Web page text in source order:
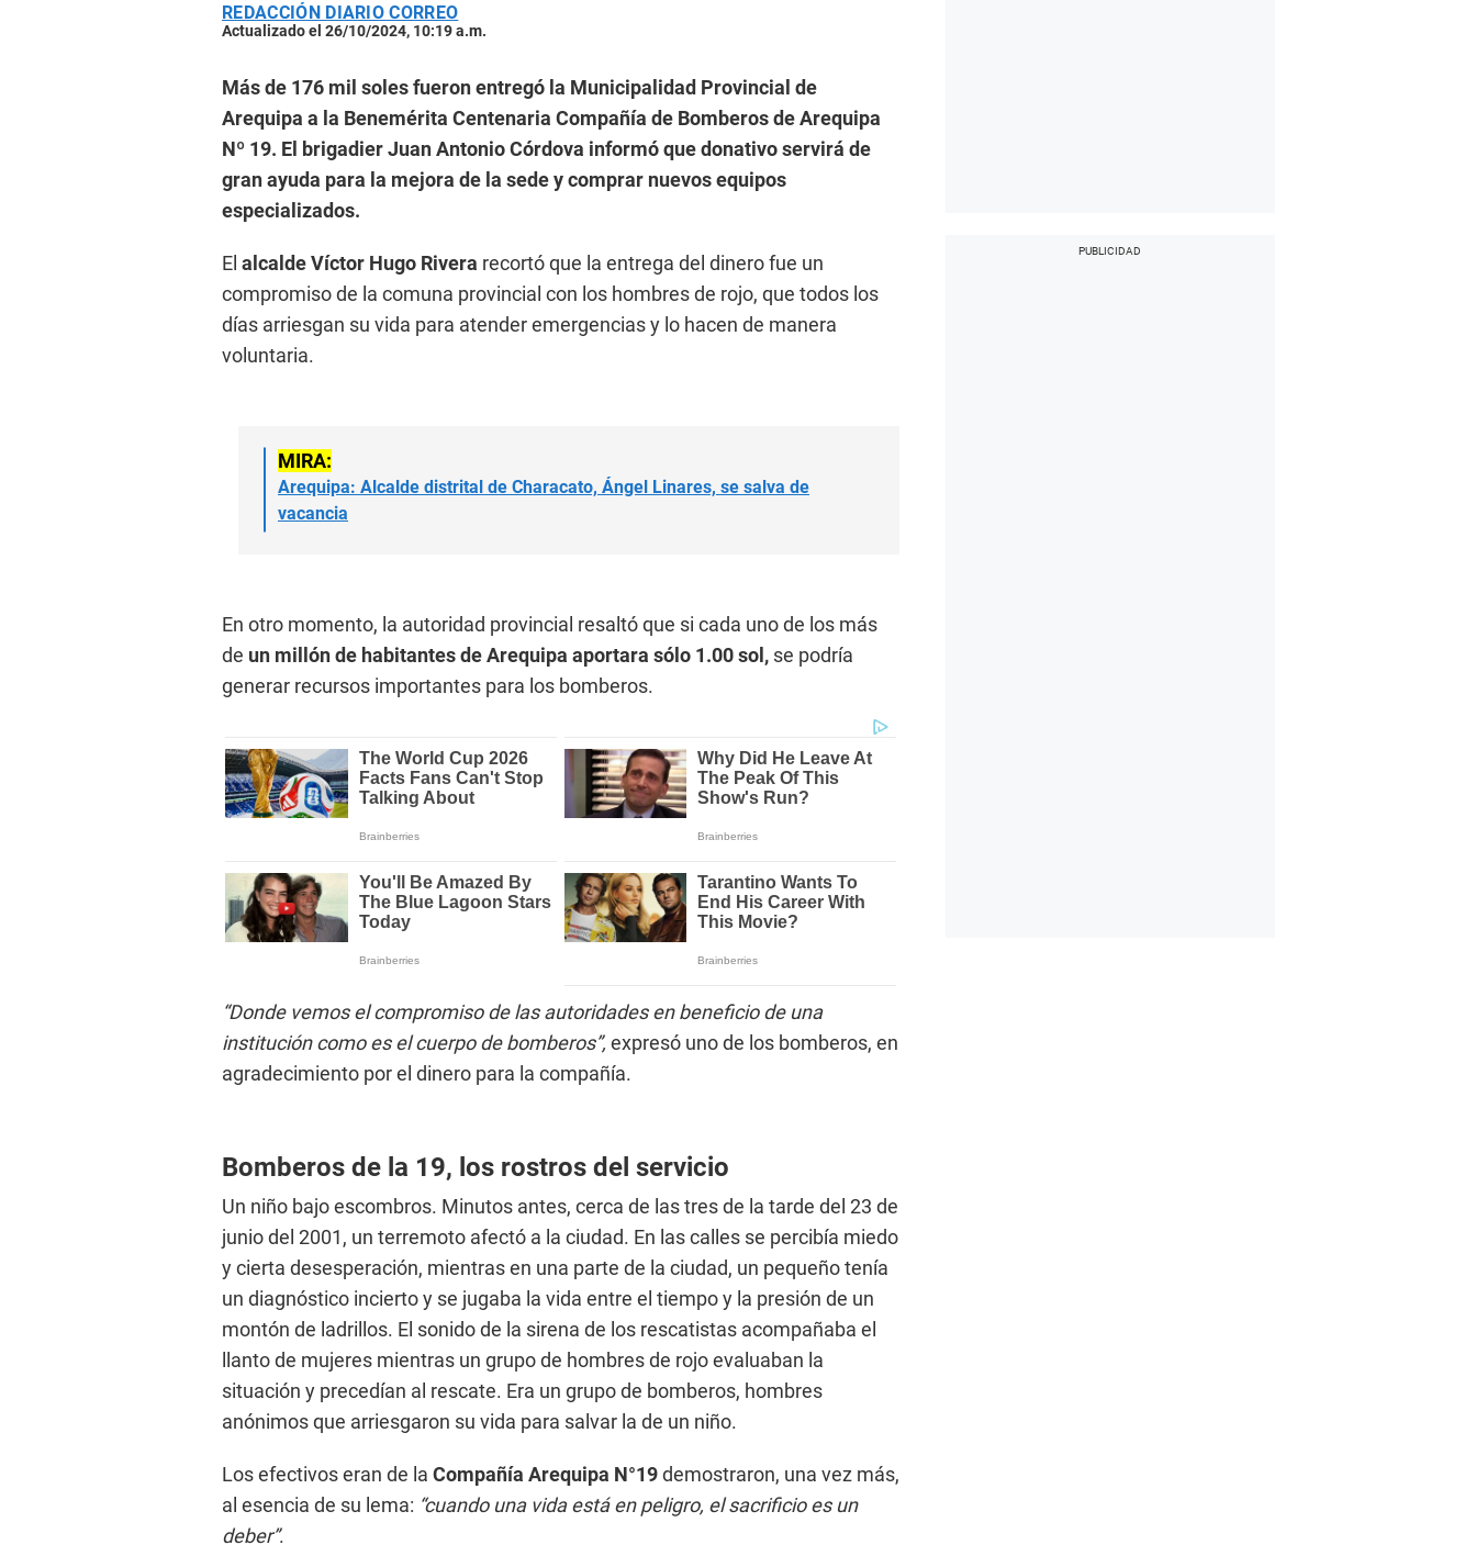
REDACCIÓN DIARIO CORREO
Actualizado el 26/10/2024, 10:19 a.m.
Más de 176 mil soles fueron entregó la Municipalidad Provincial de
Arequipa a la Benemérita Centenaria Compañía de Bomberos de Arequipa
Nº 19. El brigadier Juan Antonio Córdova informó que donativo servirá de
gran ayuda para la mejora de la sede y comprar nuevos equipos
especializados.
El alcalde Víctor Hugo Rivera recortó que la entrega del dinero fue un
compromiso de la comuna provincial con los hombres de rojo, que todos los
días arriesgan su vida para atender emergencias y lo hacen de manera
voluntaria.
MIRA:
Arequipa: Alcalde distrital de Characato, Ángel Linares, se salva de
vacancia
En otro momento, la autoridad provincial resaltó que si cada uno de los más
de un millón de habitantes de Arequipa aportara sólo 1.00 sol, se podría
generar recursos importantes para los bomberos.
“Donde vemos el compromiso de las autoridades en beneficio de una
institución como es el cuerpo de bomberos”, expresó uno de los bomberos, en
agradecimiento por el dinero para la compañía.
Bomberos de la 19, los rostros del servicio
Un niño bajo escombros. Minutos antes, cerca de las tres de la tarde del 23 de
junio del 2001, un terremoto afectó a la ciudad. En las calles se percibía miedo
y cierta desesperación, mientras en una parte de la ciudad, un pequeño tenía
un diagnóstico incierto y se jugaba la vida entre el tiempo y la presión de un
montón de ladrillos. El sonido de la sirena de los rescatistas acompañaba el
llanto de mujeres mientras un grupo de hombres de rojo evaluaban la
situación y precedían al rescate. Era un grupo de bomberos, hombres
anónimos que arriesgaron su vida para salvar la de un niño.
Los efectivos eran de la Compañía Arequipa N°19demostraron, una vez más,
al esencia de su lema: “cuando una vida está en peligro, el sacrificio es un
deber”.